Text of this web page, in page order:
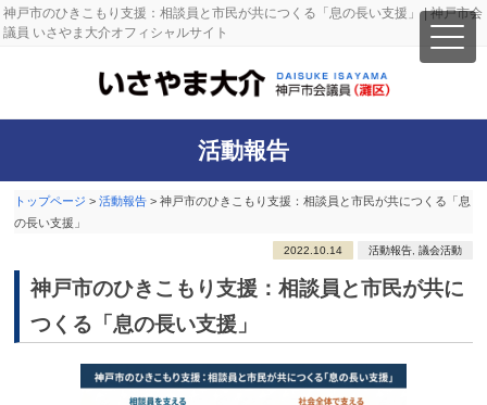
神戸市のひきこもり支援：相談員と市民が共につくる「息の長い支援」 | 神戸市会
議員 いさやま大介オフィシャルサイト
活動報告
トップページ >活動報告 >神戸市のひきこもり支援：相談員と市民が共につくる「息
の長い支援」
2022.10.14 活動報告, 議会活動
神戸市のひきこもり支援：相談員と市民が共に
つくる「息の長い支援」